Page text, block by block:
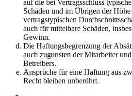
auf die bei Vertragsschluss
Schäden und im Übrigen der
vertragstypischen
auch für mittelbare Schäden,
Gewinn.
Die Haftungsbegrenzung der
auch zugunsten der Mitarbeiter
Betreibers.
Ansprüche für eine Haftung aus
Recht bleiben unberührt.